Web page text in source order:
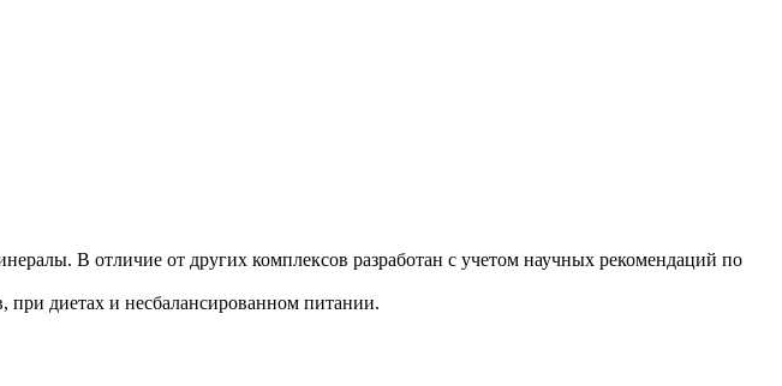
В отличие от других комплексов разработан с учетом научных рекомендаций по
при диетах и несбалансированном питании.